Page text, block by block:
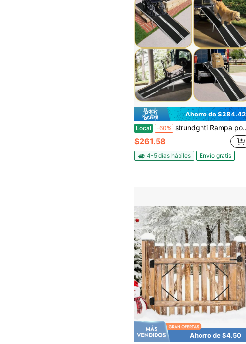
Ahorro de $384.42
Local -60% strundghti Rampa portátil para silla de ruedas de 2/3/4/5/6/7/8/9/10 pies, rampas para silla de ruedas para hogares con placa de transición, rampa de aluminio para silla de ruedas con superficie antideslizante y tiras reflectantes
$261.58
4-5 días hábiles Envío gratis
Ahorro de $4.50